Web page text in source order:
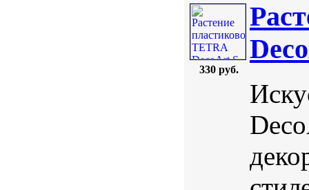
330 руб.